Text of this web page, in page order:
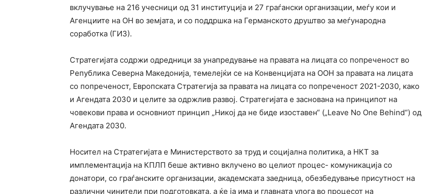
вклучување на 216 учесници од 31 институција и 27 граѓански организации, меѓу кои и
Агенциите на ОН во земјата, и со поддршка на Германското друштво за меѓународна
соработка (ГИЗ).
Стратегијата содржи одредници за унапредување на правата на лицата со попреченост во
Република Северна Македонија, темелејќи се на Конвенцијата на ООН за правата на лицата
со попреченост, Европската Стратегија за правата на лицата со попреченост 2021-2030, како
и Агендата 2030 и целите за одржлив развој. Стратегијата е заснована на принципот на
човекови права и основниот принцип „Никој да не биде изоставен“ („Leave No One Behind“) од
Агендата 2030.
Носител на Стратегијата е Министерството за труд и социјална политика, а НКТ за
имплементација на КПЛП беше активно вклучено во целиот процес- комуникација со
донатори, со граѓанските организации, академската заедница, обезбедување присутност на
различни чинители при подготовката, а ќе ја има и главната улога во процесот на